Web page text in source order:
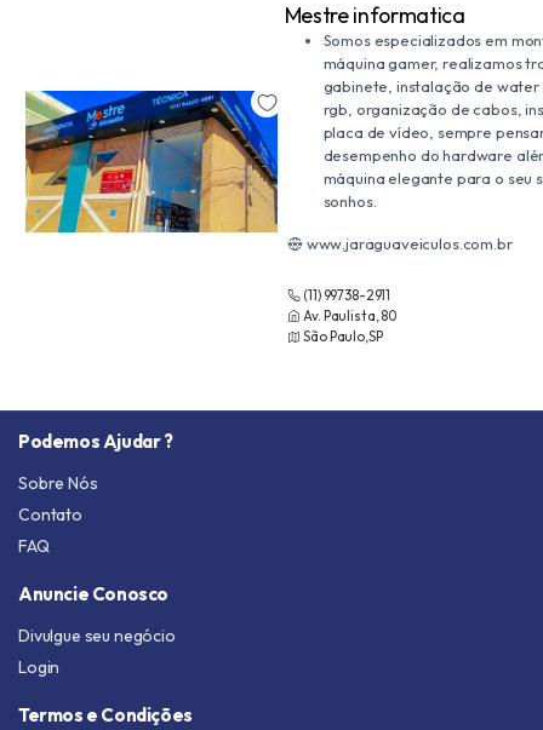
Mestre informatica
Somos especializados em
máquina gamer, realizamos
gabinete, instalação de
rgb, organização de cabos,
placa de vídeo, sempre
desempenho do hardware
máquina elegante para o seu
sonhos.
www.jaraguaveiculos.com.br
(11) 99738-2911
Av. Paulista, 80
São Paulo,SP
Podemos Ajudar ?
Sobre Nós
Contato
FAQ
Anuncie Conosco
Divulgue seu negócio
Login
Termos e Condições